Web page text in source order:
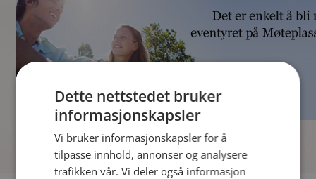
Dette nettstedet bruker
informasjonskapsler
Vi bruker informasjonskapsler for å
tilpasse innhold, annonser og analysere
trafikken vår. Vi deler også informasjon